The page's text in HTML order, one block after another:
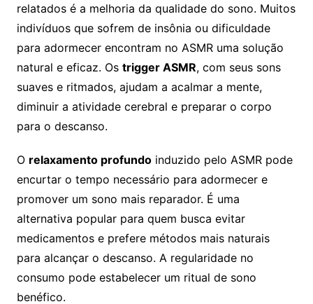
relatados é a melhoria da qualidade do sono. Muitos
indivíduos que sofrem de insônia ou dificuldade
para adormecer encontram no ASMR uma solução
natural e eficaz. Os trigger ASMR, com seus sons
suaves e ritmados, ajudam a acalmar a mente,
diminuir a atividade cerebral e preparar o corpo
para o descanso.
O relaxamento profundoinduzido pelo ASMR pode
encurtar o tempo necessário para adormecer e
promover um sono mais reparador. É uma
alternativa popular para quem busca evitar
medicamentos e prefere métodos mais naturais
para alcançar o descanso. A regularidade no
consumo pode estabelecer um ritual de sono
benéfico.